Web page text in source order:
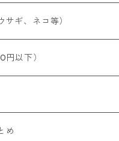
サギ、ネコ等）
以下）
め